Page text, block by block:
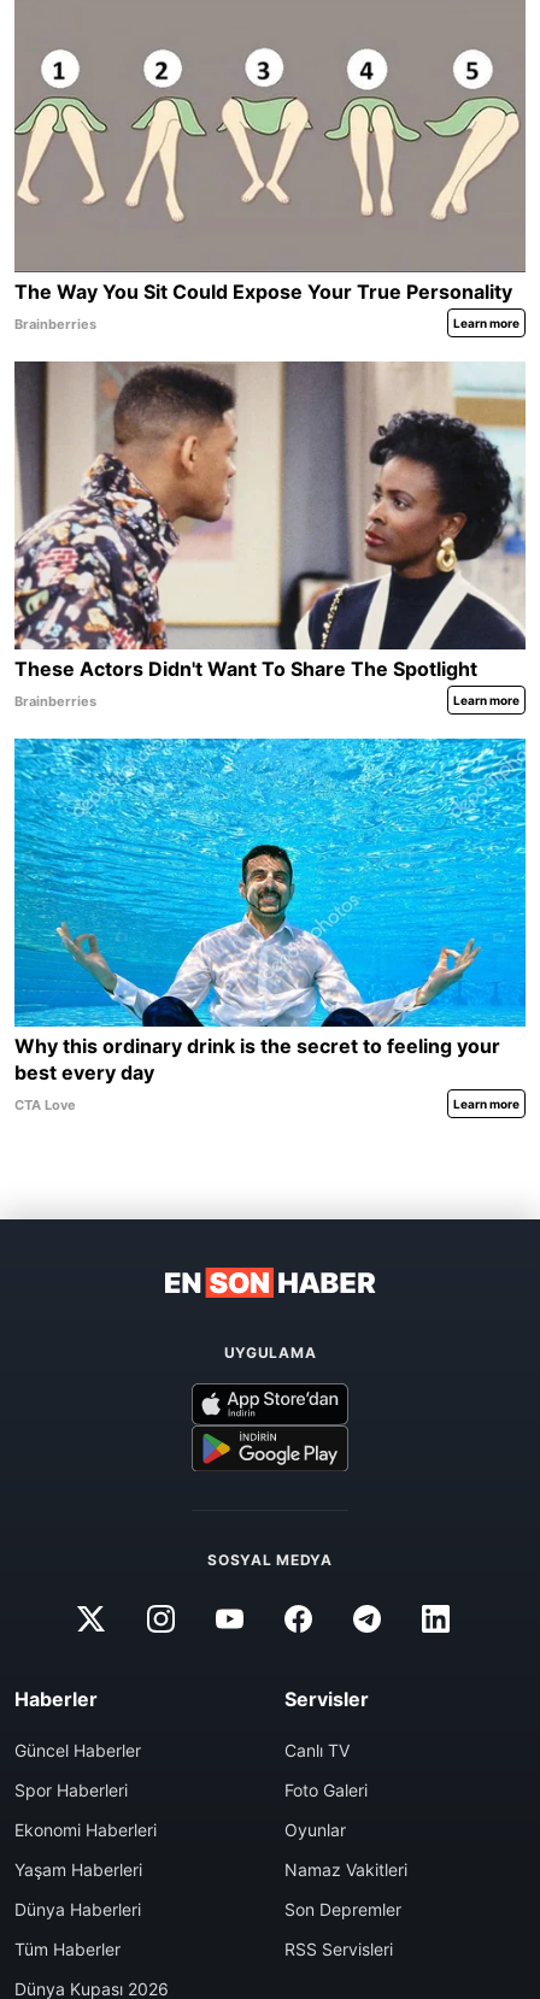
UYGULAMA
SOSYAL MEDYA
Haberler
Güncel Haberler
Spor Haberleri
Ekonomi Haberleri
Yaşam Haberleri
Dünya Haberleri
Tüm Haberler
Dünya Kupası 2026
Servisler
Canlı TV
Foto Galeri
Oyunlar
Namaz Vakitleri
Son Depremler
RSS Servisleri